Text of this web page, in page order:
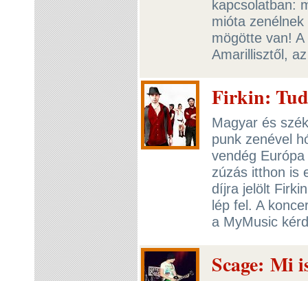
kapcsolatban:
mióta
mögötte van!
Amarillisztől,
Firkin:
Magyar és
punk zenével
vendég
zúzás itthon is
díjra jelölt
lép fel. A
a MyMusic
Scage: Mi